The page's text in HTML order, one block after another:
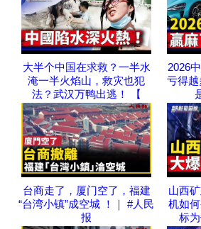
大半个中国在求救？一半水
淹一半火焰山，救灾也犯
法？武汉万鸭出逃！ 【
2026
亏得
台商走了，厦门空了，福建
“台湾小镇”成空城 ！｜ #人民
报
山西
机如
标